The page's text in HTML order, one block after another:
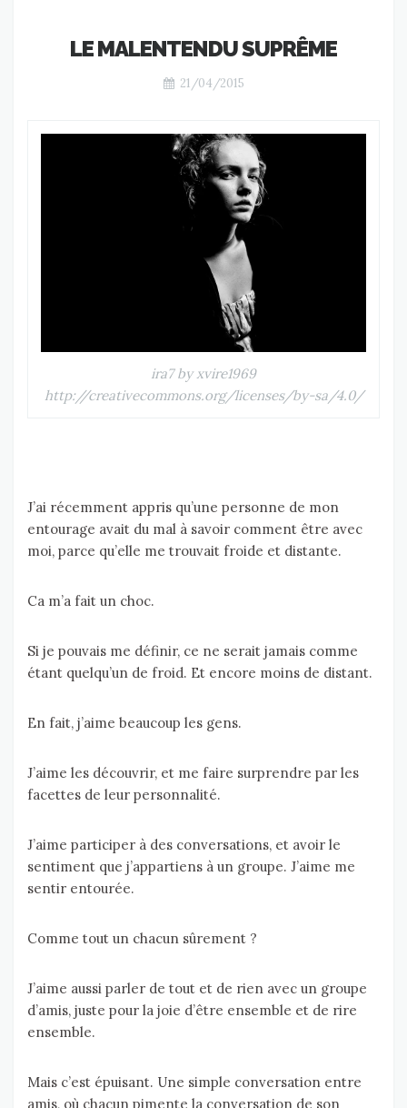
LE MALENTENDU SUPRÊME
21/04/2015
ira7 by xvire1969
http://creativecommons.org/licenses/by-sa/4.0/
J’ai récemment appris qu’une personne de mon
entourage avait du mal à savoir comment être avec
moi, parce qu’elle me trouvait froide et distante.
Ca m’a fait un choc.
Si je pouvais me définir, ce ne serait jamais comme
étant quelqu’un de froid. Et encore moins de distant.
En fait, j’aime beaucoup les gens.
J’aime les découvrir, et me faire surprendre par les
facettes de leur personnalité.
J’aime participer à des conversations, et avoir le
sentiment que j’appartiens à un groupe. J’aime me
sentir entourée.
Comme tout un chacun sûrement ?
J’aime aussi parler de tout et de rien avec un groupe
d’amis, juste pour la joie d’être ensemble et de rire
ensemble.
Mais c’est épuisant. Une simple conversation entre
amis, où chacun pimente la conversation de son